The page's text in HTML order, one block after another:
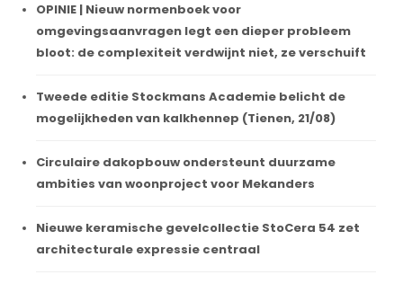
OPINIE | Nieuw normenboek voor
omgevingsaanvragen legt een dieper probleem
bloot: de complexiteit verdwijnt niet, ze verschuift
Tweede editie Stockmans Academie belicht de
mogelijkheden van kalkhennep (Tienen, 21/08)
Circulaire dakopbouw ondersteunt duurzame
ambities van woonproject voor Mekanders
Nieuwe keramische gevelcollectie StoCera 54 zet
architecturale expressie centraal